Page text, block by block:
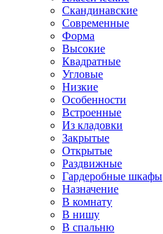
Скандинавские
Современные
Форма
Высокие
Квадратные
Угловые
Низкие
Особенности
Встроенные
Из кладовки
Закрытые
Открытые
Раздвижные
Гардеробные шкафы
Назначение
В комнату
В нишу
В спальню